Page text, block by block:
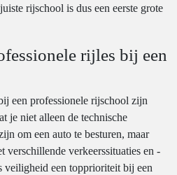
rijschool is dus een eerste grote
rijles bij een
een professionele rijschool zijn
je niet alleen de technische
om een auto te besturen, maar
verschillende verkeerssituaties en -
veiligheid een topprioriteit bij een